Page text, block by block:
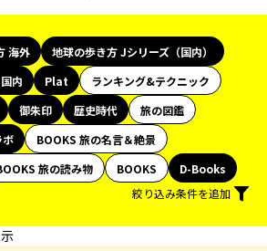
海外
地球の歩き方 Jシリーズ（国内）
内 Plat
ランキング&テクニック
御朱印 歴史時代
旅の図鑑
ボ
BOOKS 旅の名言＆絶景
旅の読み物 BOOKS
D-Books
絞り込み条件を追加